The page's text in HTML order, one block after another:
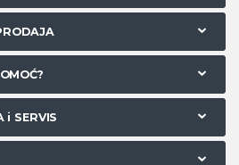
i SERVIS